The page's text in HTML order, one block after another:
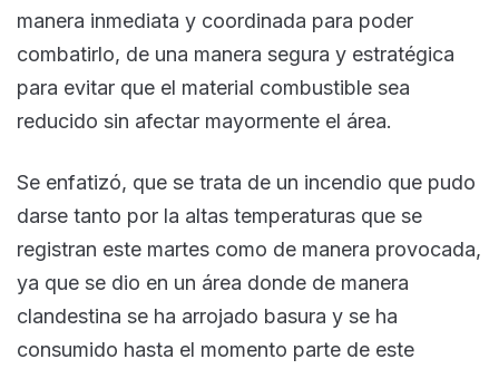
manera inmediata y coordinada para poder
combatirlo, de una manera segura y estratégica
para evitar que el material combustible sea
reducido sin afectar mayormente el área.
Se enfatizó, que se trata de un incendio que pudo
darse tanto por la altas temperaturas que se
registran este martes como de manera provocada,
ya que se dio en un área donde de manera
clandestina se ha arrojado basura y se ha
consumido hasta el momento parte de este